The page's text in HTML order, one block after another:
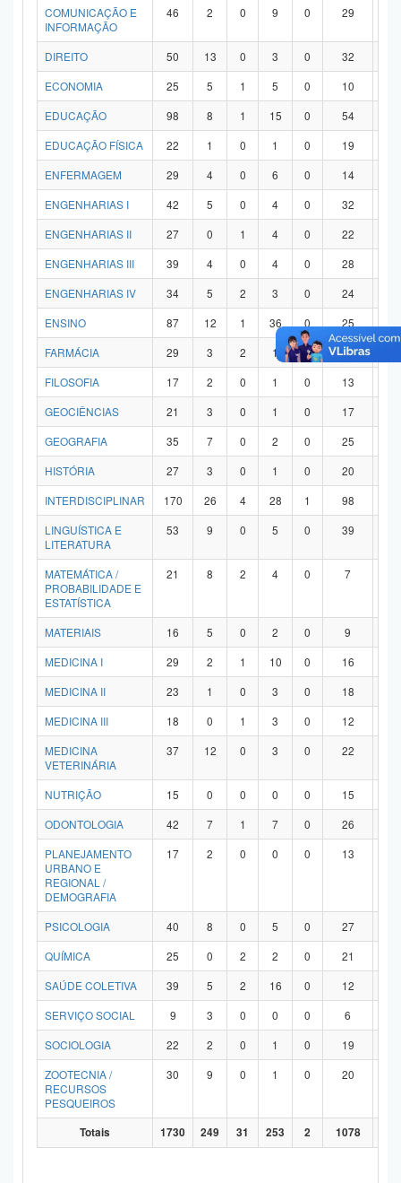
COMUNICAÇÃO E
INFORMAÇÃO
46 2 0 9 0 29
DIREITO 50 13 0 3 0 32
ECONOMIA
25 5 1 5 0 10
EDUCAÇÃO
98 8 1 15 0 54
EDUCAÇÃO FÍSICA
22 1 0 1 0 19
ENFERMAGEM
29 4 0 6 0 14
ENGENHARIAS I
42 5 0 4 0 32
ENGENHARIAS II
27 0 1 4 0 22
ENGENHARIAS III
39 4 0 4 0 28
ENGENHARIAS IV
34 5 2 3 0 24
ENSINO
87 12 1 36 0 25
FARMÁCIA
29 3 2 1 0 21
FILOSOFIA
17 2 0 1 0 13
GEOCIÊNCIAS
21 3 0 1 0 17
GEOGRAFIA
35 7 0 2 0 25
HISTÓRIA
27 3 0 1 0 20
INTERDISCIPLINAR
170 26 4 28 1 98
LINGUÍSTICA E
LITERATURA
53 9 0 5 0 39
MATEMÁTICA /
PROBABILIDADE E
ESTATÍSTICA
21 8 2 4 0 7
MATERIAIS 16 5 0 2 0 9
MEDICINA I
29 2 1 10 0 16
MEDICINA II
23 1 0 3 0 18
MEDICINA III
18 0 1 3 0 12
MEDICINA
VETERINÁRIA
37 12 0 3 0 22
NUTRIÇÃO 15 0 0 0 0 15
ODONTOLOGIA
42 7 1 7 0 26
PLANEJAMENTO
URBANO E
REGIONAL /
DEMOGRAFIA
17 2 0 0 0 13
PSICOLOGIA 40 8 0 5 0 27
QUÍMICA
25 0 2 2 0 21
SAÚDE COLETIVA
39 5 2 16 0 12
SERVIÇO SOCIAL
9 3 0 0 0 6
SOCIOLOGIA
22 2 0 1 0 19
ZOOTECNIA /
RECURSOS
PESQUEIROS
30 9 0 1 0 20
Totais 1730 249 31 253 2 1078